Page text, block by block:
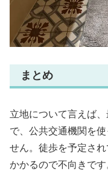
まとめ
立地について言えば
で、公共交通機関を
せん。徒歩を予定さ
かかるので不向きです